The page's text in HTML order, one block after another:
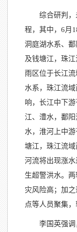
综合研判
程，其中，6月
洞庭湖水系、
及钱塘江，珠
雨区位于长江
水系，珠江流
响，长江中下
江、澧水，鄱
水，淮河上中
塘江，珠江流
河流将出现涨
生超警洪水。
灾风险高；加
点等人员聚集，
李国英强